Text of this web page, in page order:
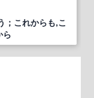
；これからも,こ
ら